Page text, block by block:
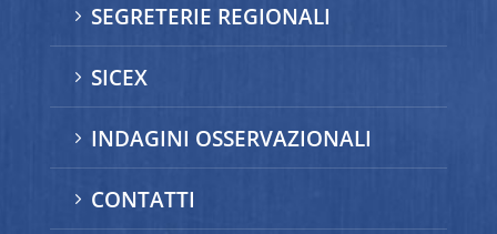
5 SEGRETERIE REGIONALI
5 SICEX
5 INDAGINI OSSERVAZIONALI
5 CONTATTI